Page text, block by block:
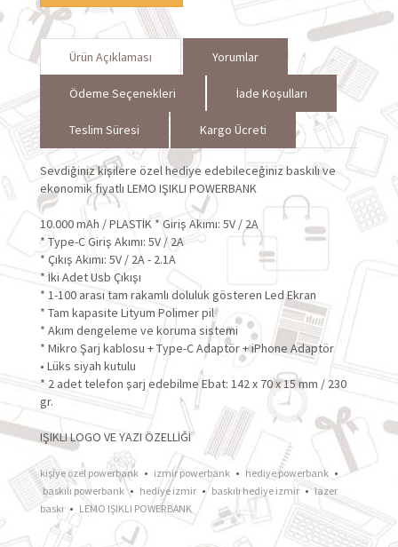
Ürün Açıklaması Yorumlar
Ödeme Seçenekleri İade Koşulları
Teslim Süresi Kargo Ücreti
Sevdiğiniz kişilere özel hediye edebileceğiniz baskılı ve
ekonomik fiyatlı LEMO IŞIKLI POWERBANK
10.000 mAh / PLASTİK * Giriş Akımı: 5V / 2A
* Type-C Giriş Akımı: 5V / 2A
* Çıkış Akımı: 5V / 2A - 2.1A
* İki Adet Usb Çıkışı
* 1-100 arası tam rakamlı doluluk gösteren Led Ekran
* Tam kapasite Lityum Polimer pil
* Akım dengeleme ve koruma sistemi
* Mikro Şarj kablosu + Type-C Adaptör + iPhone Adaptör
• Lüks siyah kutulu
* 2 adet telefon şarj edebilme Ebat: 142 x 70 x 15 mm / 230
gr.
IŞIKLI LOGO VE YAZI ÖZELLİĞİ
kişiye özel powerbank • izmir powerbank • hediye powerbank •
baskılı powerbank• hediye izmir • baskılı hediye izmir •lazer
baskı • LEMO IŞIKLI POWERBANK